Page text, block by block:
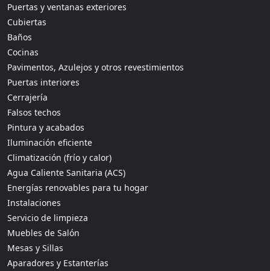
Puertas y ventanas exteriores
Cubiertas
Baños
Cocinas
Pavimentos, Azulejos y otros revestimientos
Puertas interiores
Cerrajería
Falsos techos
Pintura y acabados
Iluminación eficiente
Climatización (frío y calor)
Agua Caliente Sanitaria (ACS)
Energías renovables para tu hogar
Instalaciones
Servicio de limpieza
Muebles de Salón
Mesas y Sillas
Aparadores y Estanterías